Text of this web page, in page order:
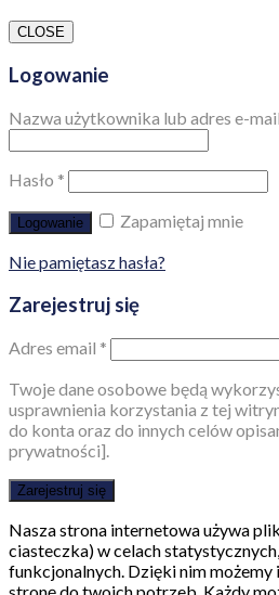
CLOSE
Logowanie
Nazwa użytkownika lub adres e-mail
Hasło *
Logowanie
Zapamiętaj mnie
Nie pamiętasz hasła?
Zarejestruj się
Adres email *
Twoje dane osobowe będą
usprawnienia korzystania z tej
do konta oraz do innych celów
prywatności].
Zarejestruj się
Nasza strona internetowa używa
ciasteczka) w celach
funkcjonalnych. Dzięki nim możemy
stronę do twoich potrzeb. Każdy